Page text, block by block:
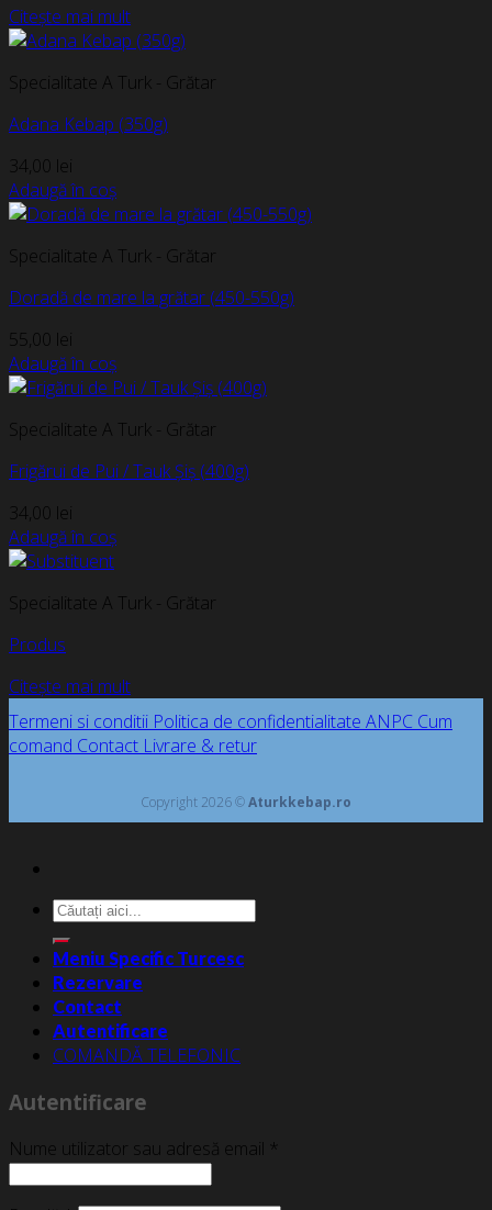
Citește mai mult
Specialitate A Turk - Grătar
Adana Kebap (350g)
34,00 lei
Adaugă în coș
Specialitate A Turk - Grătar
Doradă de mare la grătar (450-550g)
55,00 lei
Adaugă în coș
Specialitate A Turk - Grătar
Frigărui de Pui / Tauk Șiș (400g)
34,00 lei
Adaugă în coș
Specialitate A Turk - Grătar
Produs
Citește mai mult
Termeni si conditii Politica de confidentialitate ANPC Cum
comand Contact Livrare & retur
Copyright 2026 ©Aturkkebap.ro
Caută
după:
Meniu Specific Turcesc
Rezervare
Contact
Autentificare
COMANDĂ TELEFONIC
Autentificare
Nume utilizator sau adresă email *